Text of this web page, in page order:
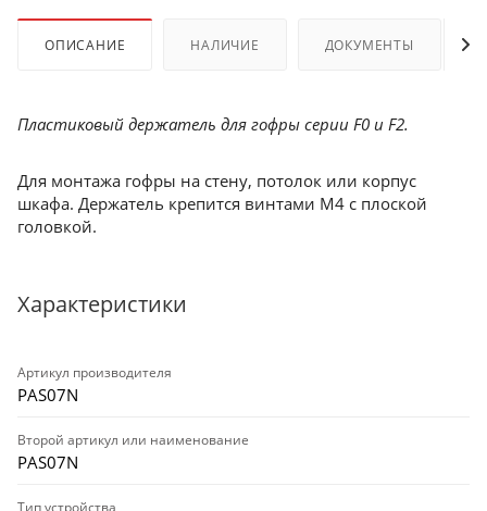
ОПИСАНИЕ НАЛИЧИЕ ДОКУМЕНТЫ
Пластиковый держатель для гофры серии F0 и F2.
Для монтажа гофры на стену, потолок или корпус
шкафа. Держатель крепится винтами М4 с плоской
головкой.
Характеристики
Артикул производителя
PAS07N
Второй артикул или наименование
PAS07N
Тип устройства